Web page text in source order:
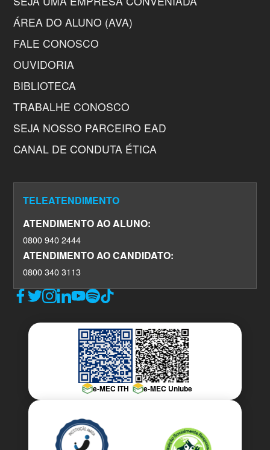
ÁREA DO ALUNO (AVA)
FALE CONOSCO
OUVIDORIA
BIBLIOTECA
TRABALHE CONOSCO
SEJA NOSSO PARCEIRO EAD
CANAL DE CONDUTA ÉTICA
TELEATENDIMENTO
ATENDIMENTO AO ALUNO:
0800 940 2444
ATENDIMENTO AO CANDIDATO:
0800 340 3113
e-MEC ITH e-MEC Uniube